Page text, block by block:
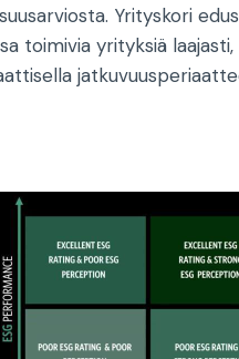
Yrityskori
toimivia yrityksiä laajasti,